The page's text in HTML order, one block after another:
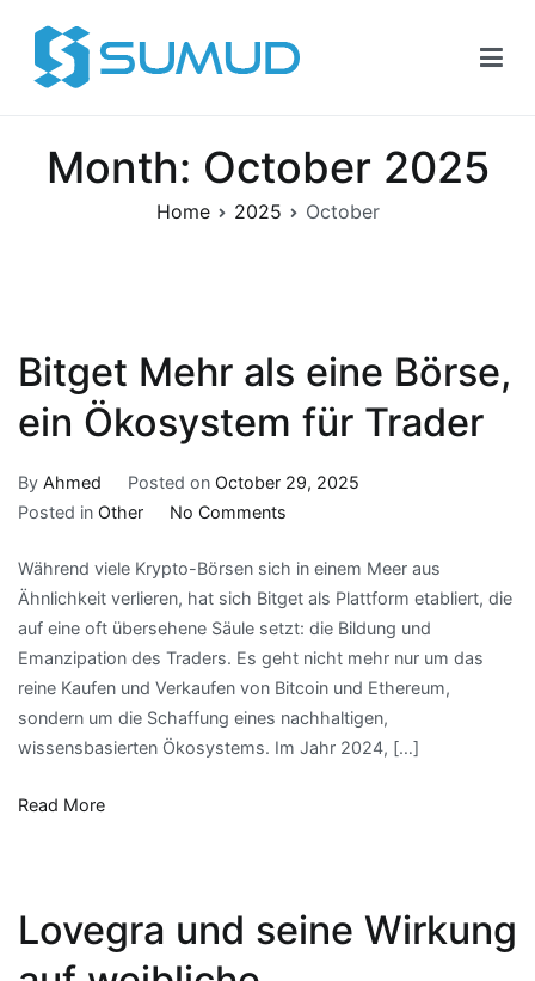
content
Month: October 2025
Home 2025 October
Bitget Mehr als eine Börse,
ein Ökosystem für Trader
By Ahmed Posted on October 29, 2025
Posted in Other No Commentson
Mehr
als
eine
Börse,
ein
Ökosystem
für
Während viele Krypto-Börsen sich in einem Meer aus
Ähnlichkeit verlieren, hat sich Bitget als Plattform etabliert, die
auf eine oft übersehene Säule setzt: die Bildung und
Emanzipation des Traders. Es geht nicht mehr nur um das
reine Kaufen und Verkaufen von Bitcoin und Ethereum,
sondern um die Schaffung eines nachhaltigen,
wissensbasierten Ökosystems. Im Jahr 2024, […]
Read More
Lovegra und seine Wirkung